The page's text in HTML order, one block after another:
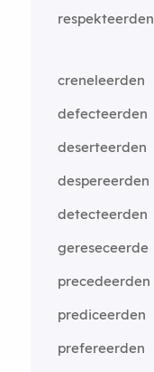
respekteerden
creneleerden
defecteerden
deserteerden
despereerden
detecteerden
gereseceerde
precedeerden
prediceerden
prefereerden